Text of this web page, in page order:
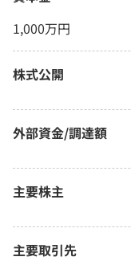
1,000万円
株式公開
外部資金/調達額
主要株主
主要取引先